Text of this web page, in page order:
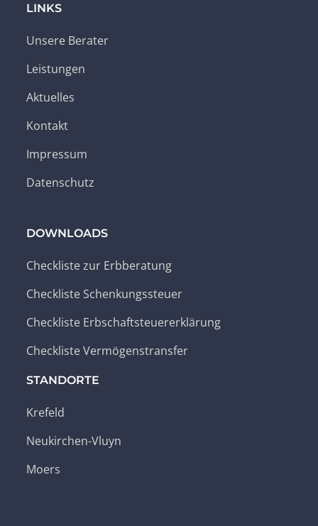
LINKS
Unsere Berater
Leistungen
Aktuelles
Kontakt
Impressum
Datenschutz
DOWNLOADS
Checkliste zur Erbberatung
Checkliste Schenkungssteuer
Checkliste Erbschaftsteuererklärung
Checkliste Vermögenstransfer
STANDORTE
Krefeld
Neukirchen-Vluyn
Moers